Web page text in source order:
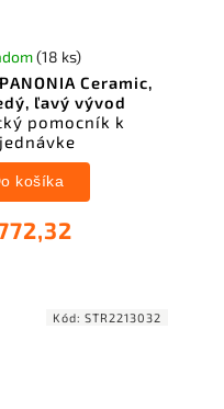
Ceramic,
ľavý vývod
pomocník k
(18 ks)
košíka
Kód:STR2213032